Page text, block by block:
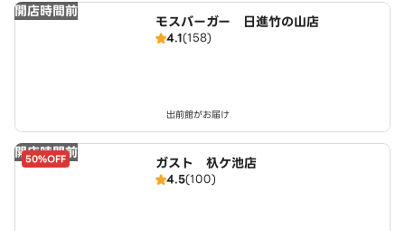
開店時間前
モスバーガー 日進竹の山店
4.1(158)
出前館がお届け
開店時間前
50%OFF ガスト 杁ケ池店
4.5(100)